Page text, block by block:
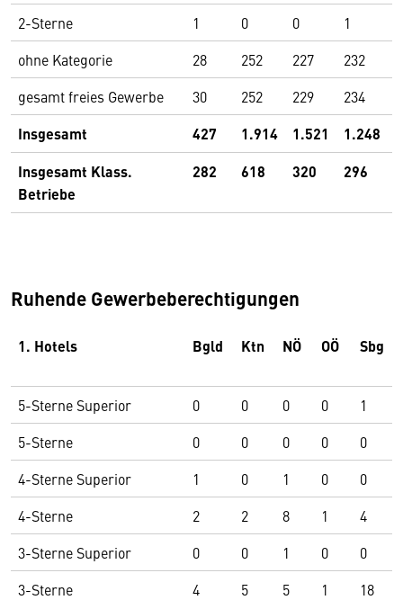
2-Sterne
1 0 0 1
ohne Kategorie
28 252 227 232
gesamt freies Gewerbe
30 252 229 234
Insgesamt 427 1.914 1.521 1.248
Insgesamt Klass.
Betriebe
282 618 320 296
Ruhende Gewerbeberechtigungen
1. Hotels Bgld Ktn NÖ OÖ Sbg
5-Sterne Superior 0 0 0 0 1
5-Sterne
0 0 0 0 0
4-Sterne Superior
1 0 1 0 0
4-Sterne
2 2 8 1 4
3-Sterne Superior
0 0 1 0 0
3-Sterne
4 5 5 1 18